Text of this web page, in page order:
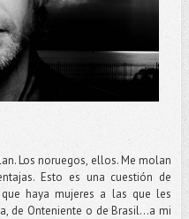
Los noruegos, ellos. Me molan
Esto es una cuestión de
haya mujeres a las que les
de Onteniente o de Brasil…a mi